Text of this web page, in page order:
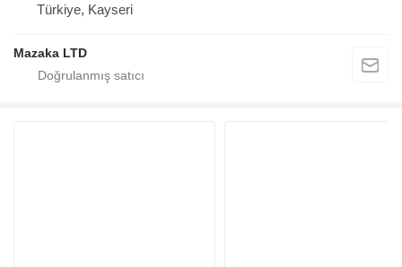
Türkiye, Kayseri
Mazaka LTD